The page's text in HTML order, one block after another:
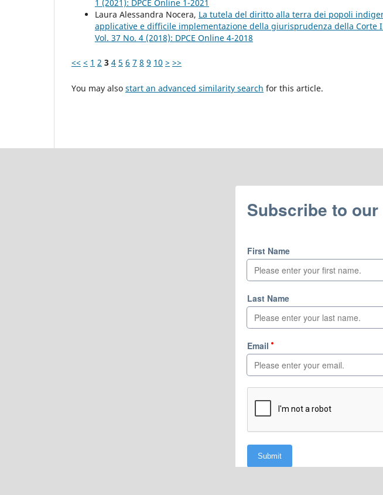
1 (2021): DPCE Online 1-2021
Laura Alessandra Nocera, La tutela del diritto alla terra dei popoli
applicative e difficile implementazione della giurisprudenza della Corte
Vol. 37 No. 4 (2018): DPCE Online 4-2018
<< < 1 2 3 4 5 6 7 8 9 10 > >>
You may also start an advanced similarity search for this article.